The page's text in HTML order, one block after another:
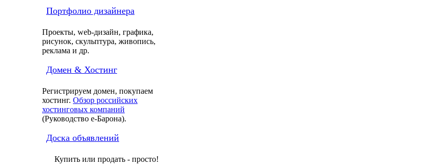
Портфолио дизайнера
Проекты, web-дизайн, графика,
рисунок, скульптура, живопись,
реклама и др.
Домен & Хостинг
Регистрируем домен, покупаем
хостинг. Обзор российских
хостинговых компаний
(Руководство e-Барона).
Доска объявлений
Купить или продать - просто!